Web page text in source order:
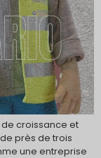
de croissance et
près de trois
une entreprise